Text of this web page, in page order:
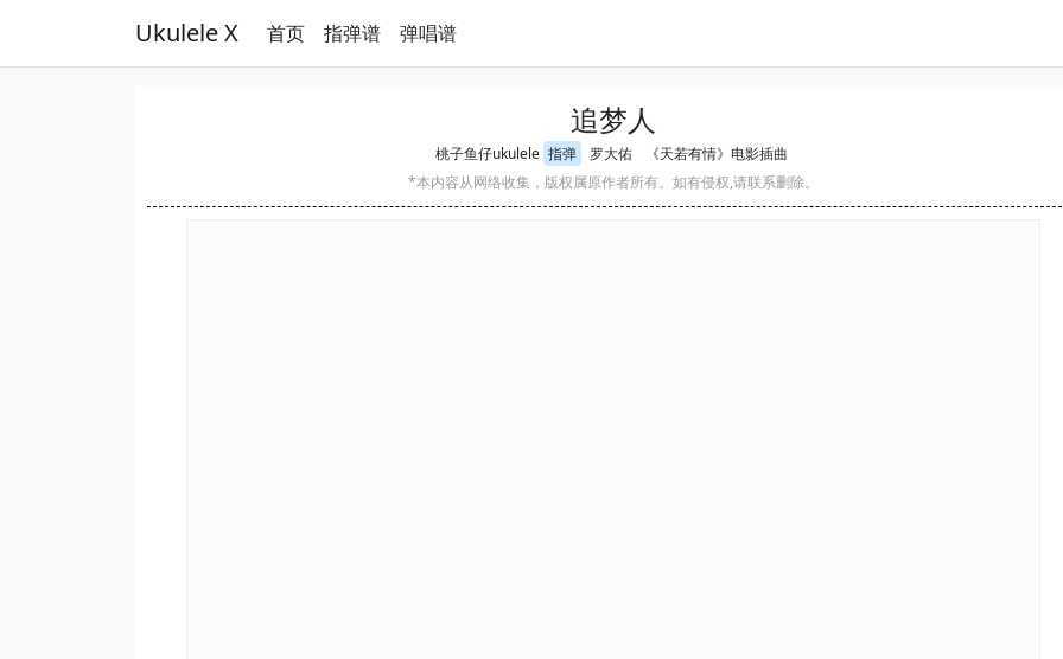
Ukulele X 首页 指弹谱 弹唱谱
追梦人
桃子鱼仔ukulele 指弹 罗大佑
《天若有情》电影插曲
*本内容从网络收集，版权属原作者所有。如有侵权,请联系删除。